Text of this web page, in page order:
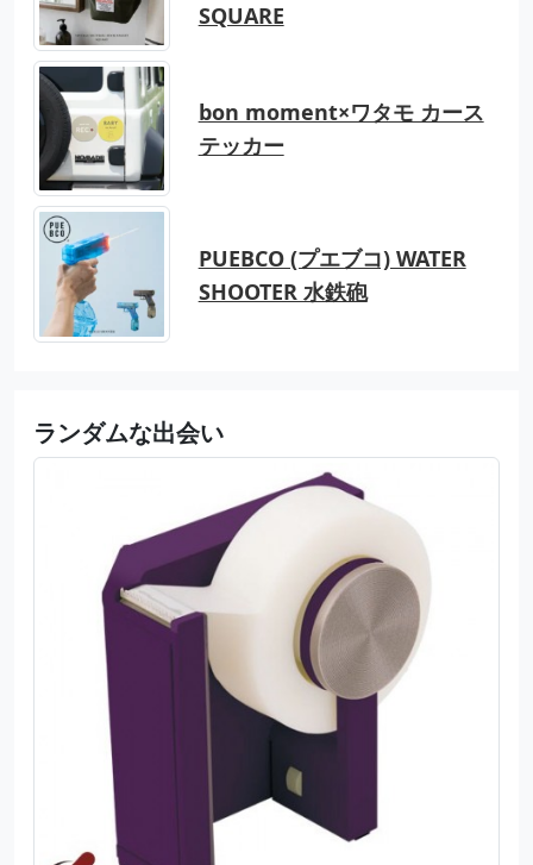
SQUARE
bon moment×ワタモ カース
テッカー
PUEBCO (プエブコ) WATER
SHOOTER 水鉄砲
ランダムな出会い